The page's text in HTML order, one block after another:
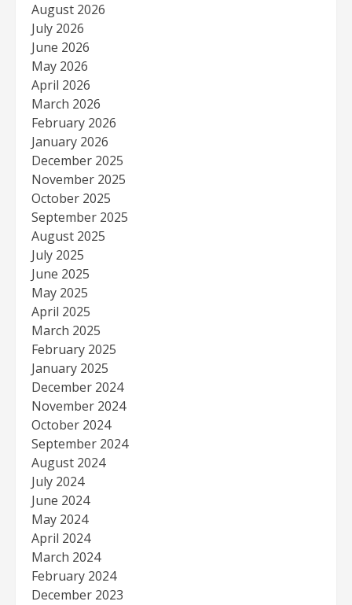
August 2026
July 2026
June 2026
May 2026
April 2026
March 2026
February 2026
January 2026
December 2025
November 2025
October 2025
September 2025
August 2025
July 2025
June 2025
May 2025
April 2025
March 2025
February 2025
January 2025
December 2024
November 2024
October 2024
September 2024
August 2024
July 2024
June 2024
May 2024
April 2024
March 2024
February 2024
December 2023